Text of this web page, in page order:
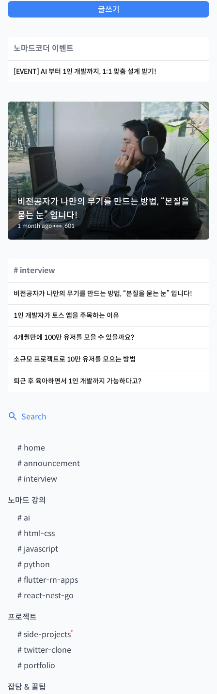
Search
# home
# announcement
# interview
노마드 강의
# ai
# html-css
# javascript
# python
#flutter-rn-apps
# react-nest-go
프로젝트
#side-projects
#twitter-clone
# portfolio
잡담 & 꿀팁
글쓰기
노마드코더 이벤트
[EVENT] AI 부터 1인 개발까지, 1:1 맞춤 설계 받기!
비전공자가 나만의 무기를 만드는 방법, “본질을
묻는 눈” 입니다!
1 month ago•👀601
# interview
비전공자가 나만의 무기를 만드는 방법, “본질을 묻는 눈” 입니다!
1인 개발자가 토스 앱을 주목하는 이유
4개월만에 100만 유저를 모을 수 있을까요?
소규모 프로젝트로 10만 유저를 모으는 방법
퇴근 후 육아하면서 1인 개발까지 가능하다고?